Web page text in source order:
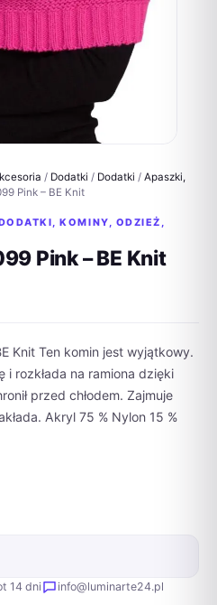
/ Dodatki / Dodatki / Apaszki,
Pink – BE Knit
,KOMINY, ODZIEŻ,
Pink – BE Knit
Knit Ten komin jest wyjątkowy.
i rozkłada na ramiona dzięki
przed chłodem. Zajmuje
Akryl 75 % Nylon 15 %
14 dni info@luminarte24.pl